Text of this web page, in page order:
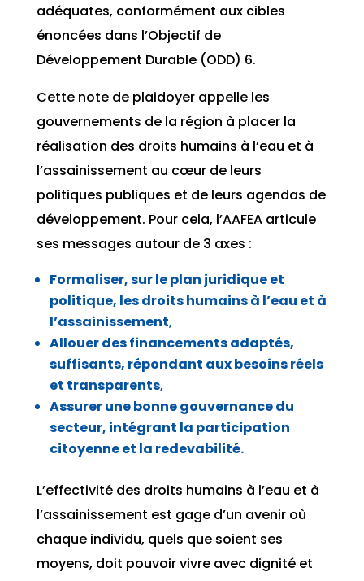
adéquates, conformément aux cibles
énoncées dans l’Objectif de
Développement Durable (ODD) 6.
Cette note de plaidoyer appelle les
gouvernements de la région à placer la
réalisation des droits humains à l’eau et à
l’assainissement au cœur de leurs
politiques publiques et de leurs agendas de
développement. Pour cela, l’AAFEA articule
ses messages autour de 3 axes :
Formaliser, sur le plan juridique et
politique, les droits humains à l’eau et à
l’assainissement,
Allouer des financements adaptés,
suffisants, répondant aux besoins réels
et transparents,
Assurer une bonne gouvernance du
secteur, intégrant la participation
citoyenne et la redevabilité.
L’effectivité des droits humains à l’eau et à
l’assainissement est gage d’un avenir où
chaque individu, quels que soient ses
moyens, doit pouvoir vivre avec dignité et